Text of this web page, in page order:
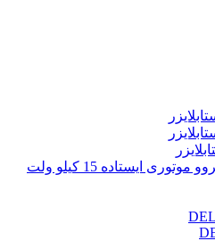
استابلایزر تکفاز سروو موتوری ایستاده 15 کیلو ولت